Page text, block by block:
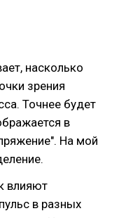
насколько
зрения
Точнее будет
в
На мой
влияют
в разных